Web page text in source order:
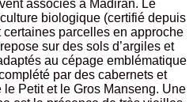
associés à Madiran. Le
biologique (certifié depuis
parcelles en approche
sur des sols d’argiles et
au cépage emblématique
par des cabernets et
Petit et le Gros Manseng. Une